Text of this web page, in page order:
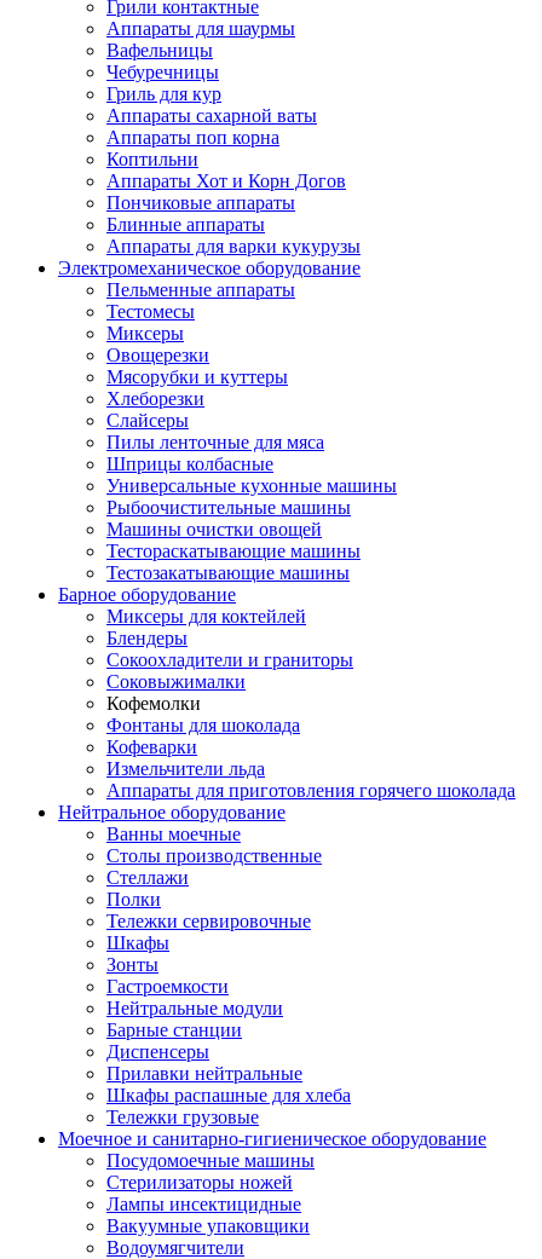
Грили контактные
Аппараты для шаурмы
Вафельницы
Чебуречницы
Гриль для кур
Аппараты сахарной ваты
Аппараты поп корна
Коптильни
Аппараты Хот и Корн Догов
Пончиковые аппараты
Блинные аппараты
Аппараты для варки кукурузы
Электромеханическое оборудование
Пельменные аппараты
Тестомесы
Миксеры
Овощерезки
Мясорубки и куттеры
Хлеборезки
Слайсеры
Пилы ленточные для мяса
Шприцы колбасные
Универсальные кухонные машины
Рыбоочистительные машины
Машины очистки овощей
Тестораскатывающие машины
Тестозакатывающие машины
Барное оборудование
Миксеры для коктейлей
Блендеры
Сокоохладители и граниторы
Соковыжималки
Кофемолки
Фонтаны для шоколада
Кофеварки
Измельчители льда
Аппараты для приготовления горячего шоколада
Нейтральное оборудование
Ванны моечные
Столы производственные
Стеллажи
Полки
Тележки сервировочные
Шкафы
Зонты
Гастроемкости
Нейтральные модули
Барные станции
Диспенсеры
Прилавки нейтральные
Шкафы распашные для хлеба
Тележки грузовые
Моечное и санитарно-гигиеническое оборудование
Посудомоечные машины
Стерилизаторы ножей
Лампы инсектицидные
Вакуумные упаковщики
Водоумягчители